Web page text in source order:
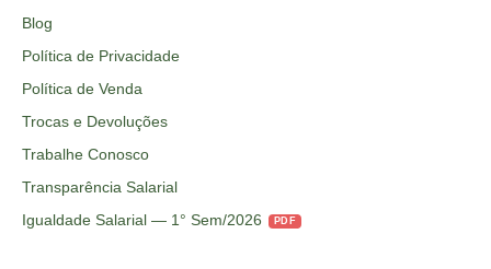
Blog
Política de Privacidade
Política de Venda
Trocas e Devoluções
Trabalhe Conosco
Transparência Salarial
Igualdade Salarial — 1° Sem/2026
PDF